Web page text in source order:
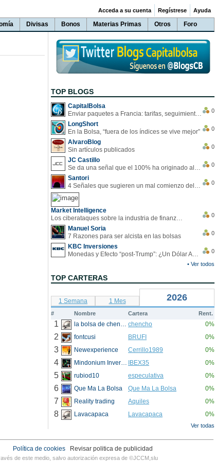
Divisas Bonos Materias Primas Otros Foro
Acceda a su cuenta Regístrese Ayuda
TOP BLOGS
CapitalBolsa
Enviar paquetes a Francia: tarifas, seguimiento y ventajas destacadas
0
LongShort
En la Bolsa, “fuera de los índices se vive mejor”
0
AlvaroBlog
Sin artículos publicados
0
JC Castillo
Se da una señal que el 100% ha originado alzas en las bolsas
0
Santori
4 Señales que sugieren un mal comienzo del 3T de la economía EEUU
0
Market Intelligence
Los ciberataques sobre la industria de finanzas se han duplicado este año
0
Manuel Soria
7 Razones para ser alcista en las bolsas
0
KBC Inversiones
Monedas y Efecto “post-Trump”: ¿Un Dólar Americano operando en rangos?
0
• Ver todos
TOP CARTERAS
1 Semana 1 Mes 2026
# Nombre Cartera Rent.
1 la bolsa de chencho chencho 0%
2 fontcusi BRUFI 0%
3 Newexperience Cerrillo1989 0%
4 Mindonium Inversions IBEX35 0%
5 rubiod10 especulativa 0%
6 Que Ma La Bolsa Que Ma La Bolsa 0%
7 Reality trading Aquiles 0%
8 Lavacapaca Lavacapaca 0%
Ver todas
Revisar politica de publicidad
Política de cookies
de este medio, salvo autorización expresa de ©JCCM,slu